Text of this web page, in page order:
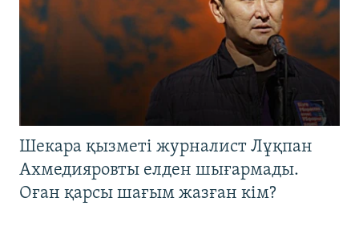
Шекара қызметі журналист Лұқпан
Ахмедияровты елден шығармады.
Оған қарсы шағым жазған кім?